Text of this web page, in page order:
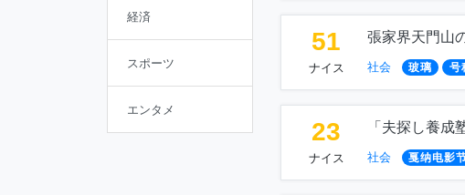
経済
スポーツ
エンタメ
51
ナイス
張家界天門山
社会 玻璃 号
23
ナイス
「夫探し養
社会 戛纳电影